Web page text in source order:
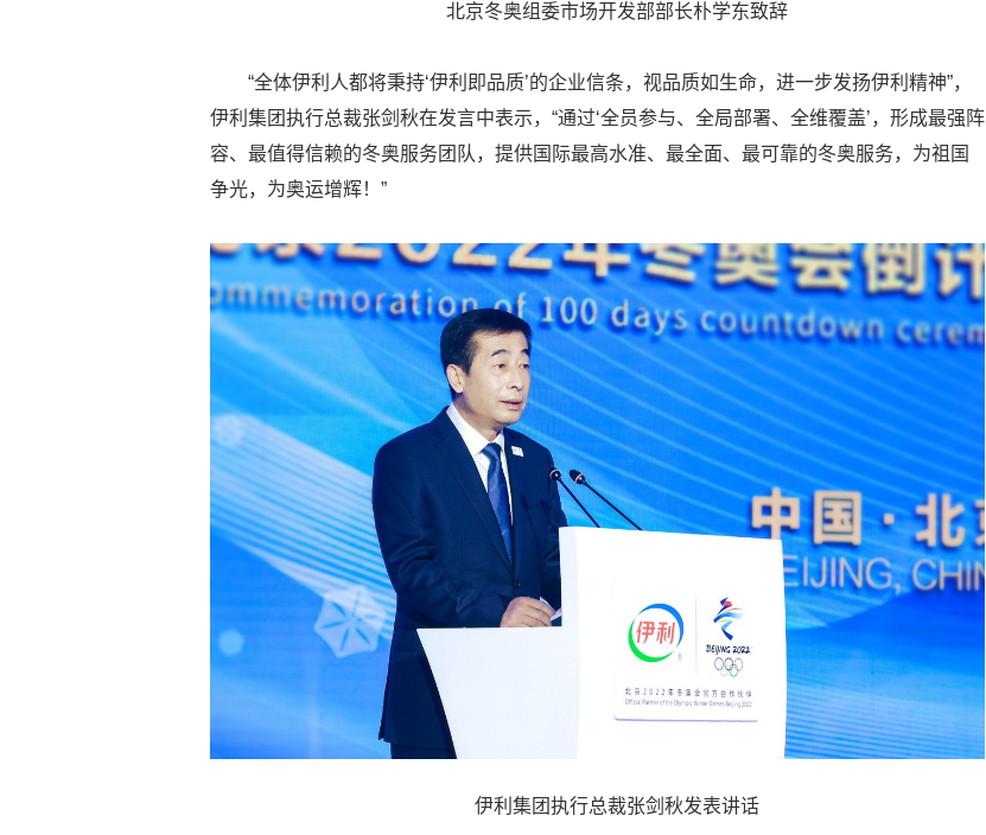
北京冬奥组委市场开发部部长朴学东致辞
“全体伊利人都将秉持‘伊利即品质’的企业信条，视品质如生命，进一步发扬伊利精神”，
伊利集团执行总裁张剑秋在发言中表示，“通过‘全员参与、全局部署、全维覆盖’，形成最强阵
容、最值得信赖的冬奥服务团队，提供国际最高水准、最全面、最可靠的冬奥服务，为祖国
争光，为奥运增辉！”
伊利集团执行总裁张剑秋发表讲话